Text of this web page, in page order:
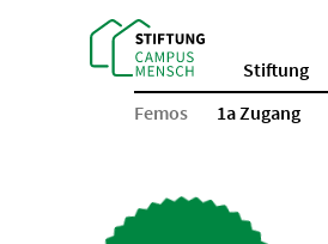
Stiftung
Femos
1a Zugang